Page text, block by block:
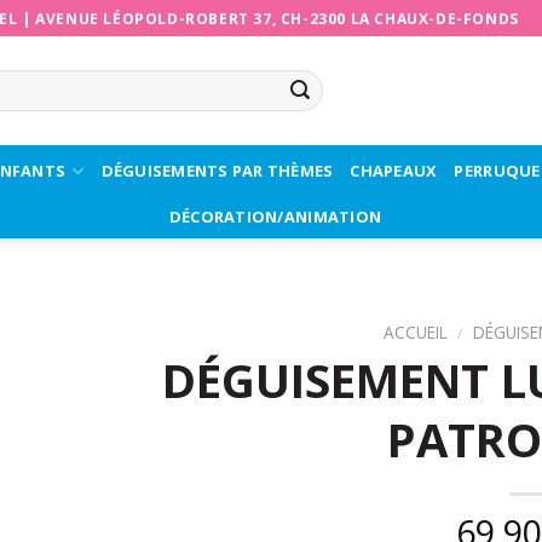
|AVENUE LÉOPOLD-ROBERT 37, CH-2300 LA CHAUX-DE-FONDS
DÉGUISEMENTS PAR THÈMES CHAPEAUX
DÉCORATION/ANIMATION
ACCUEIL /
DÉGUISEMENT